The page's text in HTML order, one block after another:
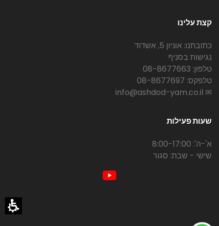
קצת עלינו
כתובתנו: אוניון 5, אשדוד
נגישות בסניף
טלפון: 08-8677663
טלפקס: 08-8677697
✉ info@ashdod-yam.co.il
שעות פעילות
א'-ה': 8:00-17:00
שישי - שבת: סגור